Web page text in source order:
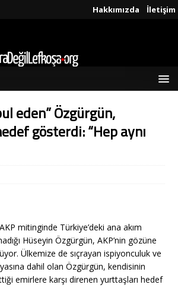
Hakkımızda İletişim
eden” Özgürgün,
gösterdi: “Hep aynı
AKP mitinginde Türkiye’deki ana akım
Hüseyin Özgürgün, AKP’nin gözüne
Ülkemize de sıçrayan ispiyonculuk ve
dahil olan Özgürgün, kendisinin
emirlere karşı direnen yurttaşları hedef